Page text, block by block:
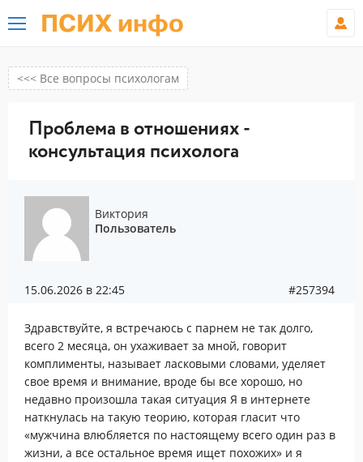
ПСИХ инфо
<<< Все вопросы психологам
Проблема в отношениях -
консультация психолога
Виктория
Пользователь
15.06.2026 в 22:45 #257394
Здравствуйте, я встречаюсь с парнем не так долго,
всего 2 месяца, он ухаживает за мной, говорит
комплименты, называет ласковыми словами, уделяет
свое время и внимание, вроде бы все хорошо, но
недавно произошла такая ситуация Я в интернете
наткнулась на такую теорию, которая гласит что
«мужчина влюбляется по настоящему всего один раз в
жизни, а все остальное время ищет похожих» и я